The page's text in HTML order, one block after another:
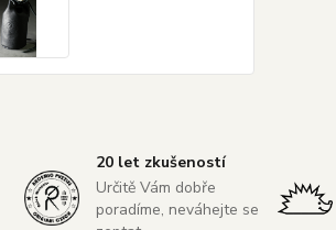
20 let zkušeností
Určitě Vám dobře
poradíme, neváhejte se